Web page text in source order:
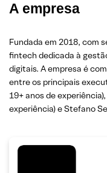
A empresa
Fundada em 2018, com
fintech dedicada à
digitais. A empresa é
entre os principais
19+ anos de
experiência) e Stefano